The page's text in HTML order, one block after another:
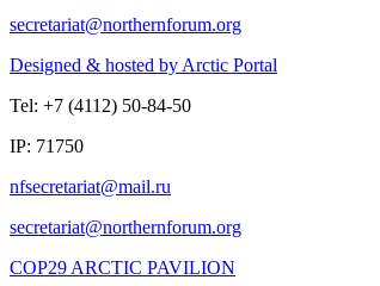
Designed & hosted by Arctic Portal
Tel: +7 (4112) 50-84-50
IP: 71750
COP29 ARCTIC PAVILION